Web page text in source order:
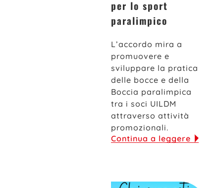
per lo sport
paralimpico
L’accordo mira a
promuovere e
sviluppare la pratica
delle bocce e della
Boccia paralimpica
tra i soci UILDM
attraverso attività
promozionali.
Continua a leggere